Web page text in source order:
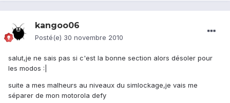
kangoo06
Posté(e) 30 novembre 2010
salut,je ne sais pas si c'est la bonne section alors désoler pour
les modos :|
suite a mes malheurs au niveaux du simlockage,je vais me
séparer de mon motorola defy